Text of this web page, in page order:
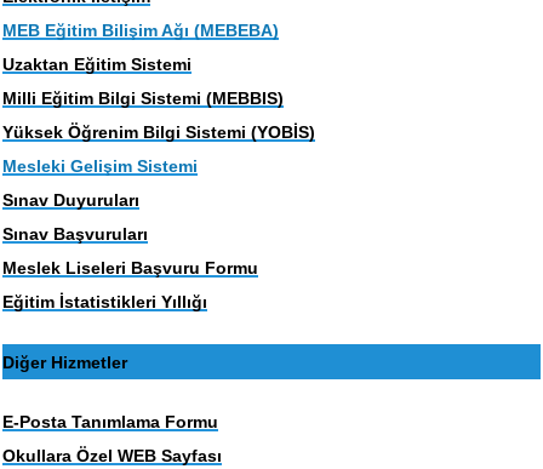
MEB Eğitim Bilişim Ağı (MEBEBA)
Uzaktan Eğitim Sistemi
Milli Eğitim Bilgi Sistemi (MEBBIS)
Yüksek Öğrenim Bilgi Sistemi (YOBİS)
Mesleki Gelişim Sistemi
Sınav Duyuruları
Sınav Başvuruları
Meslek Liseleri Başvuru Formu
Eğitim İstatistikleri Yıllığı
Diğer Hizmetler
E-Posta Tanımlama Formu
Okullara Özel WEB Sayfası